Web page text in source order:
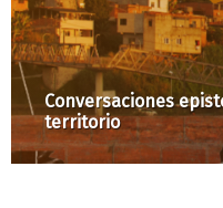
Conversaciones
territorio